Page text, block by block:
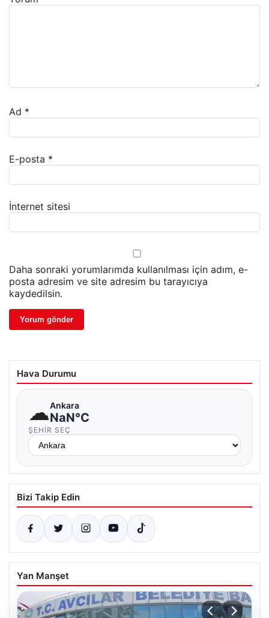
Ad *
E-posta *
İnternet sitesi
Daha sonraki yorumlarımda kullanılması için adım, e-
posta adresim ve site adresim bu tarayıcıya
kaydedilsin.
Hava Durumu
☁Ankara
NaN°C
ŞEHIR SEÇ
Bizi Takip Edin
Yan Manşet